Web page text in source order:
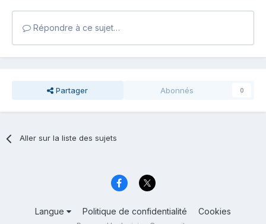
Répondre à ce sujet…
Partager Abonnés 0
Aller sur la liste des sujets
Langue Politique de confidentialité Cookies